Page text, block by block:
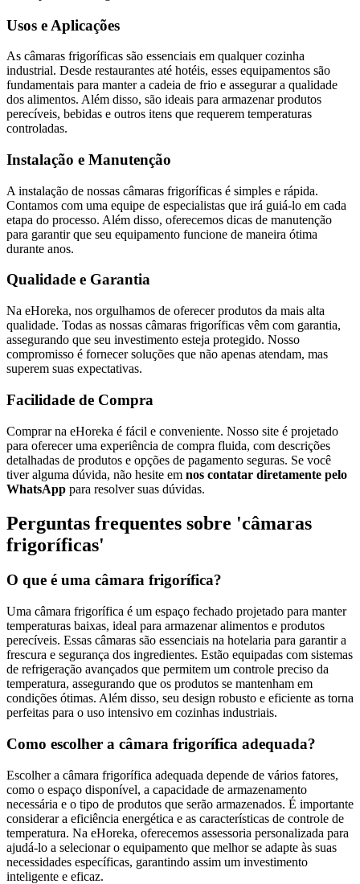
Usos e Aplicações
As câmaras frigoríficas são essenciais em qualquer cozinha
industrial. Desde restaurantes até hotéis, esses equipamentos são
fundamentais para manter a cadeia de frio e assegurar a qualidade
dos alimentos. Além disso, são ideais para armazenar produtos
perecíveis, bebidas e outros itens que requerem temperaturas
controladas.
Instalação e Manutenção
A instalação de nossas câmaras frigoríficas é simples e rápida.
Contamos com uma equipe de especialistas que irá guiá-lo em cada
etapa do processo. Além disso, oferecemos dicas de manutenção
para garantir que seu equipamento funcione de maneira ótima
durante anos.
Qualidade e Garantia
Na eHoreka, nos orgulhamos de oferecer produtos da mais alta
qualidade. Todas as nossas câmaras frigoríficas vêm com garantia,
assegurando que seu investimento esteja protegido. Nosso
compromisso é fornecer soluções que não apenas atendam, mas
superem suas expectativas.
Facilidade de Compra
Comprar na eHoreka é fácil e conveniente. Nosso site é projetado
para oferecer uma experiência de compra fluida, com descrições
detalhadas de produtos e opções de pagamento seguras. Se você
tiver alguma dúvida, não hesite em nos contatar diretamente pelo
WhatsApp para resolver suas dúvidas.
Perguntas frequentes sobre 'câmaras
frigoríficas'
O que é uma câmara frigorífica?
Uma câmara frigorífica é um espaço fechado projetado para manter
temperaturas baixas, ideal para armazenar alimentos e produtos
perecíveis. Essas câmaras são essenciais na hotelaria para garantir a
frescura e segurança dos ingredientes. Estão equipadas com sistemas
de refrigeração avançados que permitem um controle preciso da
temperatura, assegurando que os produtos se mantenham em
condições ótimas. Além disso, seu design robusto e eficiente as torna
perfeitas para o uso intensivo em cozinhas industriais.
Como escolher a câmara frigorífica adequada?
Escolher a câmara frigorífica adequada depende de vários fatores,
como o espaço disponível, a capacidade de armazenamento
necessária e o tipo de produtos que serão armazenados. É importante
considerar a eficiência energética e as características de controle de
temperatura. Na eHoreka, oferecemos assessoria personalizada para
ajudá-lo a selecionar o equipamento que melhor se adapte às suas
necessidades específicas, garantindo assim um investimento
inteligente e eficaz.